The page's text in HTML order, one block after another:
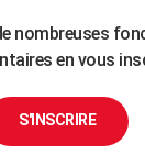
nombreuses
en vous
S'INSCRIRE